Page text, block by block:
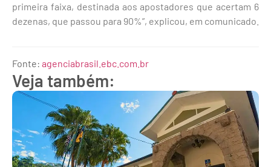
primeira faixa, destinada aos apostadores que acertam 6
dezenas, que passou para 90%”, explicou, em comunicado.
Fonte: agenciabrasil.ebc.com.br
Veja também: